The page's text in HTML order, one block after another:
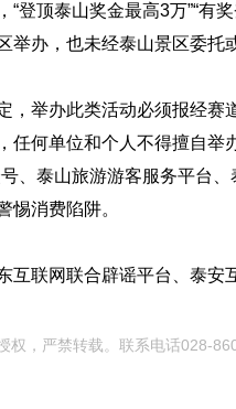
“登顶泰山奖金最高3万”“有
举办，也未经泰山景区委托
，举办此类活动必须报经赛
任何单位和个人不得擅自举
、泰山旅游游客服务平台
惕消费陷阱。
互联网联合辟谣平台、泰安
权，严禁转载。联系电话028-